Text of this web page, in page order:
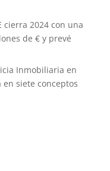
cierra 2024 con una
de € y prevé
Inmobiliaria en
siete conceptos